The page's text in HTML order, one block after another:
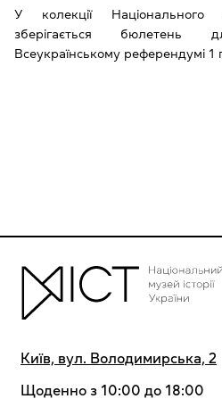
У колекції Національного
зберігається бюлетень
Всеукраїнському референдумі 1
Київ, вул. Володимирська, 2
Щоденно з 10:00 до 18:00